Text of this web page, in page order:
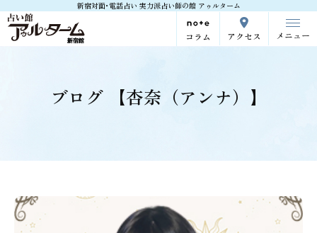
新宿対面･電話占い 実力派占い師の館 アゥルターム
コラム アクセス メニュー
ブログ 【杏奈（アンナ）】